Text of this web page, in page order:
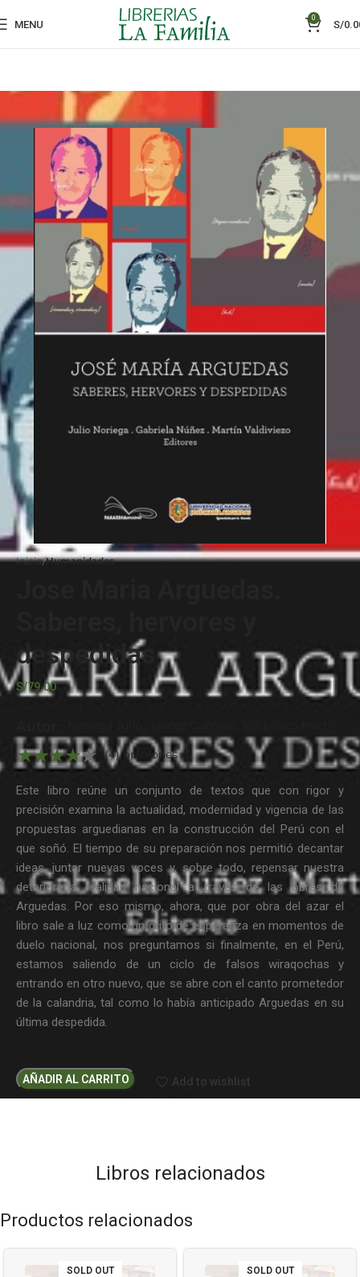
MENU
0
S/
Inicio Humanidades
despedidas
S/79.00
(4) opiniones
Este libro reúne un conjunto de textos que con rigor y
precisión examina la actualidad, modernidad y vigencia de las
propuestas arguedianas en la construcción del Perú con el
que soñó. El tiempo de su preparación nos permitió decantar
ideas, juntar nuevas voces y, sobre todo, repensar nuestra
deteriorada realidad nacional a través de las obras de
Arguedas. Por eso mismo, ahora, que por obra del azar el
libro sale a luz como un grito de esperanza en momentos de
duelo nacional, nos preguntamos si finalmente, en el Perú,
estamos saliendo de un ciclo de falsos wiraqochas y
entrando en otro nuevo, que se abre con el canto prometedor
de la calandria, tal como lo había anticipado Arguedas en su
última despedida.
AÑADIR AL CARRITO Add to wishlist
Libros relacionados
Productos relacionados
SOLD OUT SOLD OUT